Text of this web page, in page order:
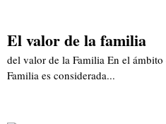
El valor de la familia
del valor de la Familia En el
Familia es considerada...